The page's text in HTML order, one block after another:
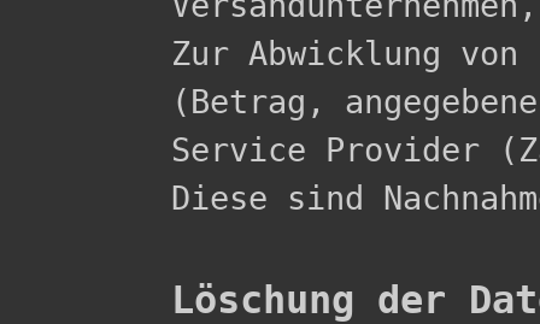
Zur Abwicklung von
(Betrag,
Service Provider
Diese sind
Löschung der